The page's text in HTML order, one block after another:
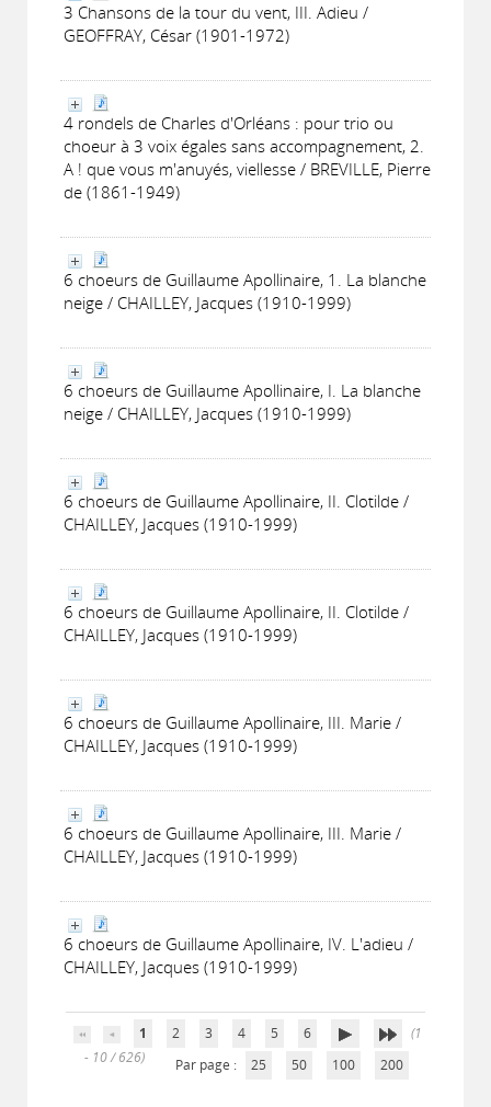
3 Chansons de la tour du vent, III. Adieu /
GEOFFRAY, César (1901-1972)
4 rondels de Charles d'Orléans : pour trio ou
choeur à 3 voix égales sans accompagnement, 2.
A ! que vous m'anuyés, viellesse / BREVILLE, Pierre
de (1861-1949)
6 choeurs de Guillaume Apollinaire, 1. La blanche
neige / CHAILLEY, Jacques (1910-1999)
6 choeurs de Guillaume Apollinaire, I. La blanche
neige / CHAILLEY, Jacques (1910-1999)
6 choeurs de Guillaume Apollinaire, II. Clotilde /
CHAILLEY, Jacques (1910-1999)
6 choeurs de Guillaume Apollinaire, II. Clotilde /
CHAILLEY, Jacques (1910-1999)
6 choeurs de Guillaume Apollinaire, III. Marie /
CHAILLEY, Jacques (1910-1999)
6 choeurs de Guillaume Apollinaire, III. Marie /
CHAILLEY, Jacques (1910-1999)
6 choeurs de Guillaume Apollinaire, IV. L'adieu /
CHAILLEY, Jacques (1910-1999)
1 2 3 4 5 6
(1
- 10 / 626)
Par page : 25 50 100 200